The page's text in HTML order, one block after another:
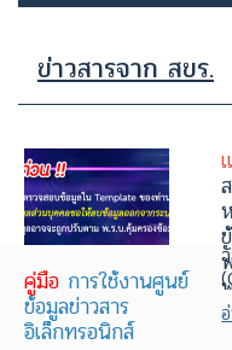
ข่าวสารจาก สขร.
คู่มือ การใช้งานศูนย์
ข้อมูลข่าวสาร
อิเล็กทรอนิกส์